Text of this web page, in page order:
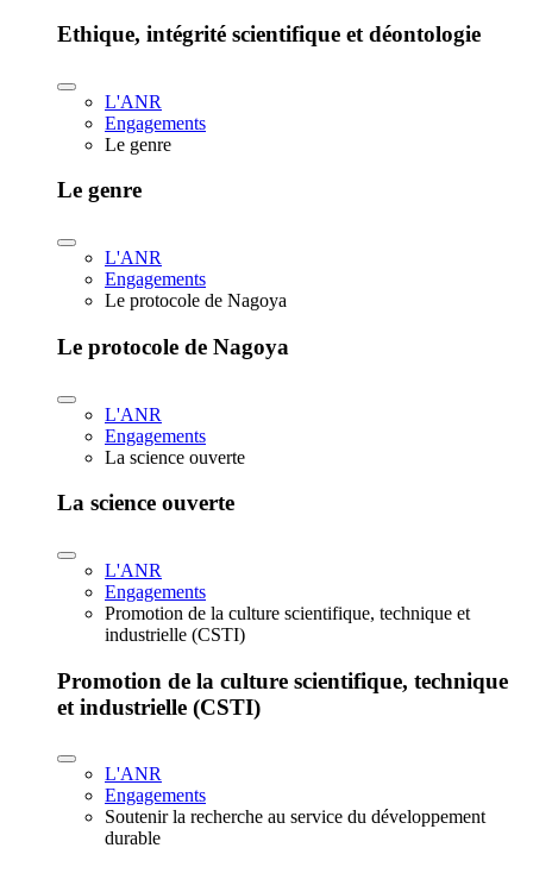
Ethique, intégrité scientifique et déontologie
L'ANR
Engagements
Le genre
Le genre
L'ANR
Engagements
Le protocole de Nagoya
Le protocole de Nagoya
L'ANR
Engagements
La science ouverte
La science ouverte
L'ANR
Engagements
Promotion de la culture scientifique, technique et
industrielle (CSTI)
Promotion de la culture scientifique, technique
et industrielle (CSTI)
L'ANR
Engagements
Soutenir la recherche au service du développement
durable